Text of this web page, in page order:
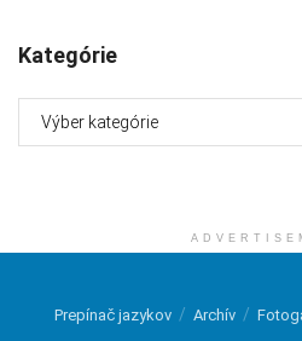
Kategórie
Kategórie
Prepínač jazykov Archív